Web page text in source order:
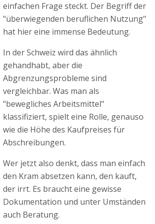
einfachen Frage steckt. Der Begriff der
"überwiegenden beruflichen Nutzung"
hat hier eine immense Bedeutung.
In der Schweiz wird das ähnlich
gehandhabt, aber die
Abgrenzungsprobleme sind
vergleichbar. Was man als
"bewegliches Arbeitsmittel"
klassifiziert, spielt eine Rolle, genauso
wie die Höhe des Kaufpreises für
Abschreibungen.
Wer jetzt also denkt, dass man einfach
den Kram absetzen kann, den kauft,
der irrt. Es braucht eine gewisse
Dokumentation und unter Umständen
auch Beratung.